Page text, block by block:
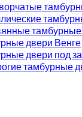
тамбурные
двери Венге
двери под
тамбурные